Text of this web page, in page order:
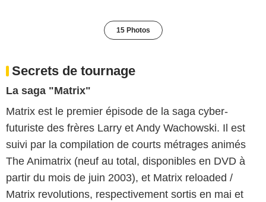
15 Photos
Secrets de tournage
La saga "Matrix"
Matrix est le premier épisode de la saga cyber-
futuriste des frères Larry et Andy Wachowski. Il est
suivi par la compilation de courts métrages animés
The Animatrix (neuf au total, disponibles en DVD à
partir du mois de juin 2003), et Matrix reloaded /
Matrix revolutions, respectivement sortis en mai et